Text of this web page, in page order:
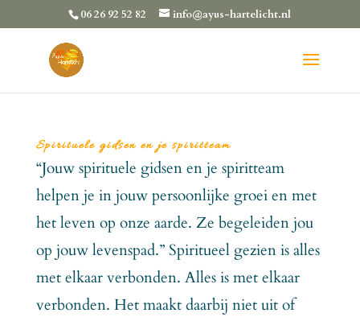
06 26 92 52 82 info@ayus-hartelicht.nl
Spirituele gidsen en je spiritteam
“Jouw spirituele gidsen en je spiritteam
helpen je in jouw persoonlijke groei en met
het leven op onze aarde. Ze begeleiden jou
op jouw levenspad.” Spiritueel gezien is alles
met elkaar verbonden. Alles is met elkaar
verbonden. Het maakt daarbij niet uit of